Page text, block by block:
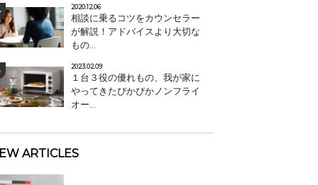
2020.12.06
相談に乗るコツをカウンセラー
が解説！アドバイスより大切な
もの...
2023.02.09
１台３役の優れもの、我が家に
やってきたぴかぴかノンフライ
オー...
ARTICLES